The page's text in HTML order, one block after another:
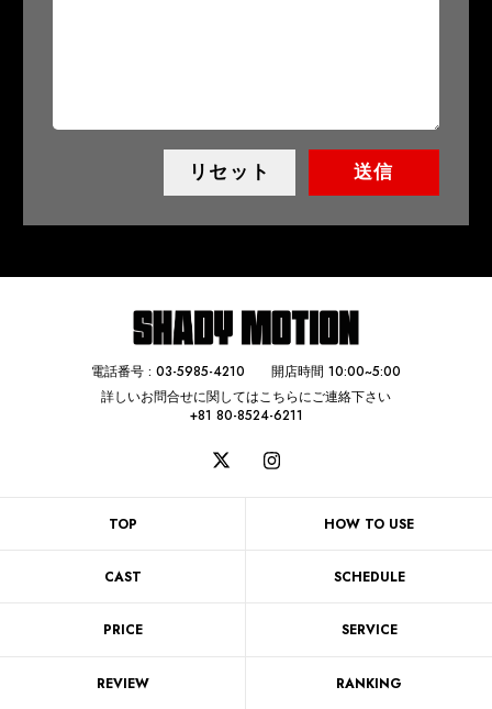
リセット 送信
電話番号 :03-5985-4210
開店時間 10:00~5:00
詳しいお問合せに関してはこちらにご連絡下さい
+81 80-8524-6211
TOP HOW TO USE
CAST SCHEDULE
PRICE SERVICE
REVIEW RANKING